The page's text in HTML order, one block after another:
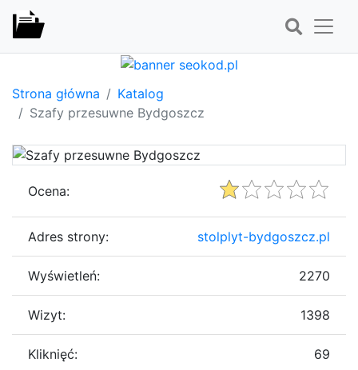
Strona główna
Katalog
Szafy przesuwne Bydgoszcz
Ocena:
Adres strony: stolplyt-bydgoszcz.pl
Wyświetleń: 2270
Wizyt: 1398
Kliknięć: 69